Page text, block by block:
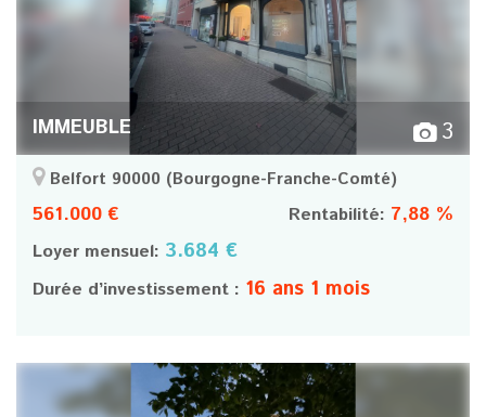
IMMEUBLE 3
Belfort 90000 (Bourgogne-Franche-Comté)
561.000 € Rentabilité: 7,88 %
Loyer mensuel: 3.684 €
Durée d’investissement : 16 ans 1 mois